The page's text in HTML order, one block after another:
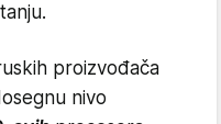
proizvođača
nivo